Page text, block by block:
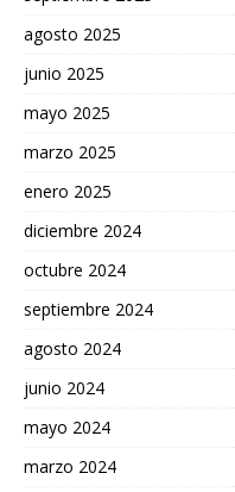
agosto 2025
junio 2025
mayo 2025
marzo 2025
enero 2025
diciembre 2024
octubre 2024
septiembre 2024
agosto 2024
junio 2024
mayo 2024
marzo 2024